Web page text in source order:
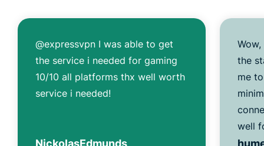
@expressvpn I was able to get
the service i needed for gaming
10/10 all platforms thx well worth
service i needed!
NickolasEdmunds
the
me
well